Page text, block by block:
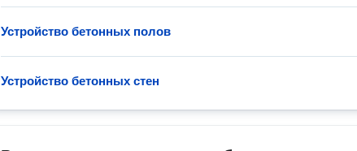
Устройство бетонных полов
Устройство бетонных стен